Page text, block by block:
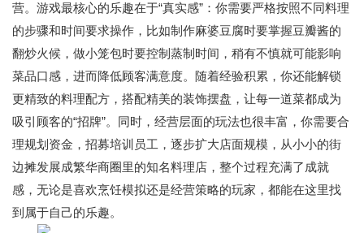
营。游戏最核心的乐趣在于“真实感”：你需要严格按照不同料理
的步骤和时间要求操作，比如制作麻婆豆腐时要掌握豆瓣酱的
翻炒火候，做小笼包时要控制蒸制时间，稍有不慎就可能影响
菜品口感，进而降低顾客满意度。随着经验积累，你还能解锁
更精致的料理配方，搭配精美的装饰摆盘，让每一道菜都成为
吸引顾客的“招牌”。同时，经营层面的玩法也很丰富，你需要合
理规划资金，招募培训员工，逐步扩大店面规模，从小小的街
边摊发展成繁华商圈里的知名料理店，整个过程充满了成就
感，无论是喜欢烹饪模拟还是经营策略的玩家，都能在这里找
到属于自己的乐趣。